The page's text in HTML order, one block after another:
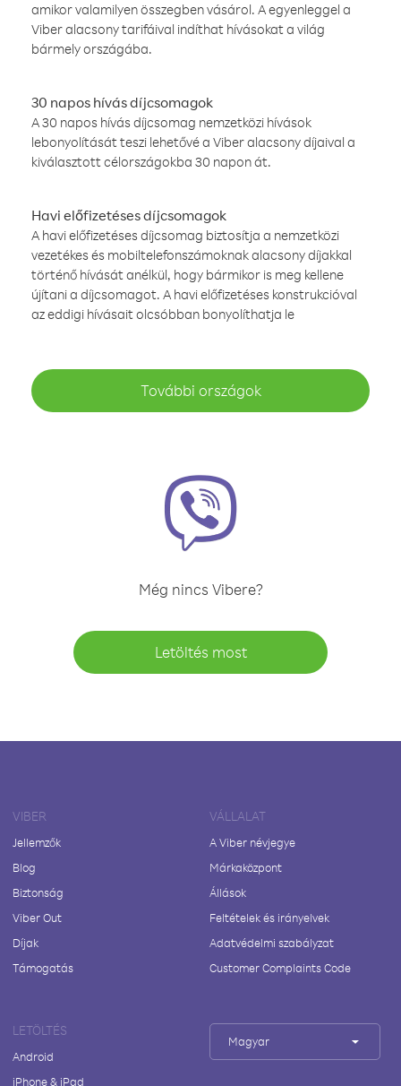
amikor valamilyen összegben vásárol. A egyenleggel a
Viber alacsony tarifáival indíthat hívásokat a világ
bármely országába.
30 napos hívás díjcsomagok
A 30 napos hívás díjcsomag nemzetközi hívások
lebonyolítását teszi lehetővé a Viber alacsony díjaival a
kiválasztott célországokba 30 napon át.
Havi előfizetéses díjcsomagok
A havi előfizetéses díjcsomag biztosítja a nemzetközi
vezetékes és mobiltelefonszámoknak alacsony díjakkal
történő hívását anélkül, hogy bármikor is meg kellene
újítani a díjcsomagot. A havi előfizetéses konstrukcióval
az eddigi hívásait olcsóbban bonyolíthatja le
További országok
Még nincs Vibere?
Letöltés most
VIBER
Jellemzők
Blog
Biztonság
Viber Out
Díjak
Támogatás
VÁLLALAT
A Viber névjegye
Márkaközpont
Állások
Feltételek és irányelvek
Adatvédelmi szabályzat
Customer Complaints Code
LETÖLTÉS
Android
iPhone & iPad
Magyar